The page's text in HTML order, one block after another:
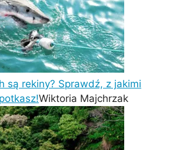
są rekiny? Sprawdź, z jakimi
Wiktoria Majchrzak